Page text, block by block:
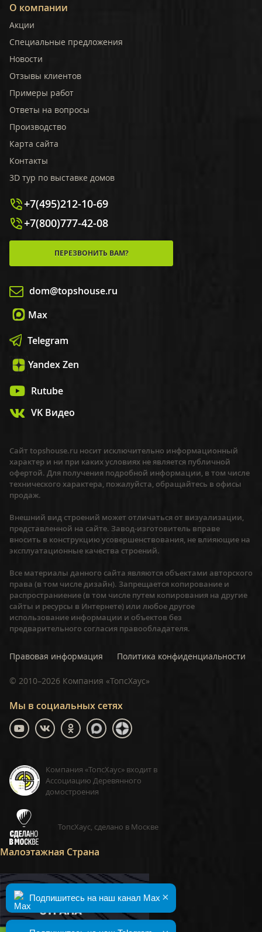
О компании
Акции
Специальные предложения
Новости
Отзывы клиентов
Примеры работ
Ответы на вопросы
Производство
Карта сайта
Контакты
3D тур по выставке домов
+7(495)212-10-69
+7(800)777-42-08
ПЕРЕЗВОНИТЬ ВАМ?
dom@topshouse.ru
Max
Telegram
Yandex Zen
Rutube
VK Видео
Мы в социальных сетях
Компания «ТопсХаус» входит в
Ассоциацию Деревянного
домостроения
ТопсХаус, сделано в Москве
Малоэтажная Страна
Сайт topshouse.ru носит исключительно информационный
характер и ни при каких условиях не является публичной
офертой. Для получения подробной информации, в том числе
технического характера, пожалуйста, обращайтесь в офисы
продаж.
Внешний вид строений может отличаться от визуализации,
представленной на сайте. Завод-изготовитель вправе
вносить в конструкцию усовершенствования, не влияющие на
эксплуатационные качества строений.
Все материалы данного сайта являются объектами авторского
права (в том числе дизайн). Запрещается копирование и
распространиение (в том числе путем копирования на другие
сайты и ресурсы в Интернете) или любое другое
использование информации и объектов без
предварительного согласия правообладателя.
Правовая информация Политика конфиденциальности
© 2010–2026 Компания «ТопсХаус»
×
Подпишитесь на наш канал Max